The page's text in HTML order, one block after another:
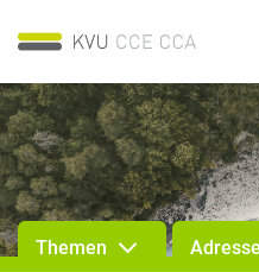
Themen